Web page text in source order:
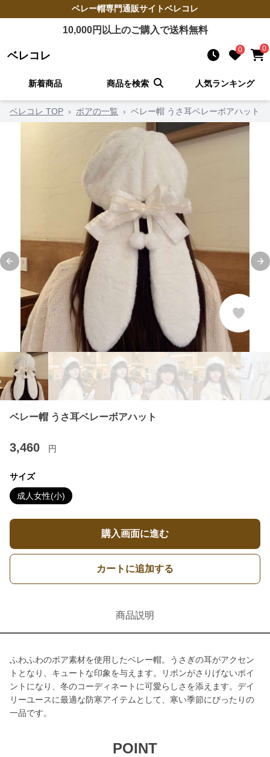
ベレー帽専門通販サイトベレコレ
10,000円以上のご購入で送料無料
ベレコレ 0 0
新着商品 商品を検索 人気ランキング
ベレコレ TOP › ボアの一覧 › ベレー帽 うさ耳ベレーボアハット
Previous slide
ベレー帽 うさ耳ベレーボアハット
3,460 円
サイズ
成人女性(小)
購入画面に進む
カートに追加する
商品説明
ふわふわのボア素材を使用したベレー帽。うさぎの耳がアクセン
トとなり、キュートな印象を与えます。リボンがさりげないポイ
ントになり、冬のコーディネートに可愛らしさを添えます。デイ
リーユースに最適な防寒アイテムとして、寒い季節にぴったりの
一品です。
POINT